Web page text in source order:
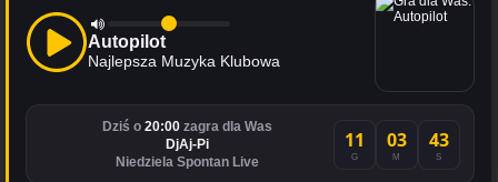
Autopilot
Najlepsza Muzyka Klubowa
Dziś o 20:00zagra dla Was
DjAj-Pi
Niedziela Spontan Live
11
G
03
M
43
S